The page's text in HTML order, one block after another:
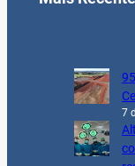
7